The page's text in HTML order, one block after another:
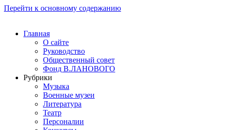
Перейти к основному содержанию
Главная
О сайте
Руководство
Общественный совет
Фонд В.ЛАНОВОГО
Рубрики
Музыка
Военные музеи
Литература
Театр
Персоналии